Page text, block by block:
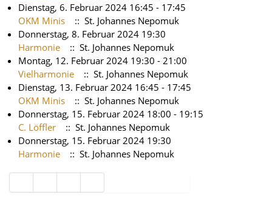
Dienstag, 6. Februar 2024 16:45 - 17:45
OKM Minis
:: St. Johannes Nepomuk
Donnerstag, 8. Februar 2024 19:30
Harmonie
:: St. Johannes Nepomuk
Montag, 12. Februar 2024 19:30 - 21:00
Vielharmonie
:: St. Johannes Nepomuk
Dienstag, 13. Februar 2024 16:45 - 17:45
OKM Minis
:: St. Johannes Nepomuk
Donnerstag, 15. Februar 2024 18:00 - 19:15
C. Löffler
:: St. Johannes Nepomuk
Donnerstag, 15. Februar 2024 19:30
Harmonie
:: St. Johannes Nepomuk
Limite der Paginierungsliste